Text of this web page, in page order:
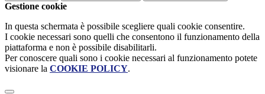
Gestione cookie
In questa schermata è possibile scegliere quali cookie consentire.
I cookie necessari sono quelli che consentono il funzionamento della
piattaforma e non è possibile disabilitarli.
Per conoscere quali sono i cookie necessari al funzionamento potete
visionare la COOKIE POLICY.